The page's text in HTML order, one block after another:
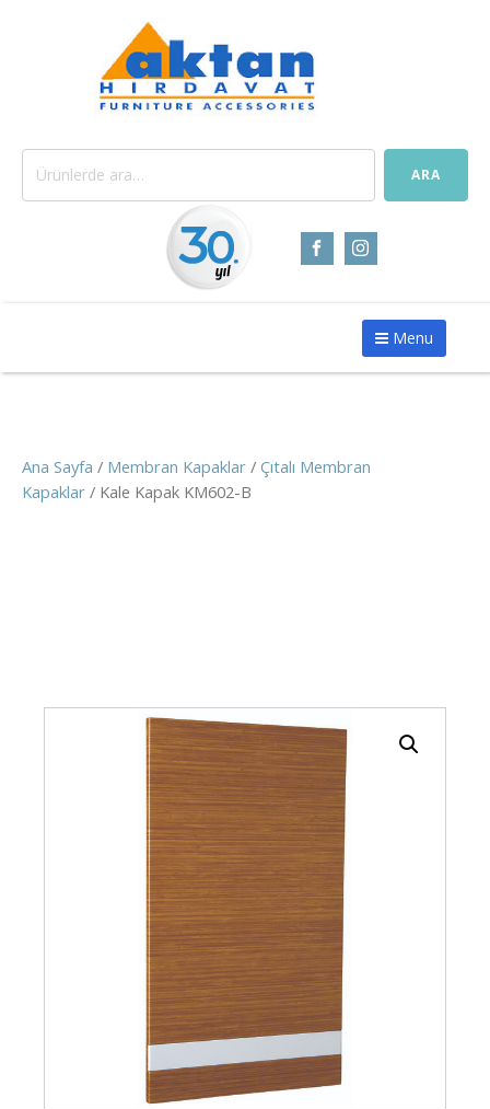
Ara: ARA
Menu
Ana Sayfa / Membran Kapaklar / Çıtalı Membran
Kapaklar / Kale Kapak KM602-B